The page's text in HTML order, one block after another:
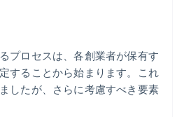
プロセスは、各創業者が保有す
することから始まります。これ
したが、さらに考慮すべき要素